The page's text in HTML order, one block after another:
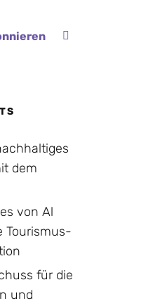
dem
von Al
Tourismus-
für die
und